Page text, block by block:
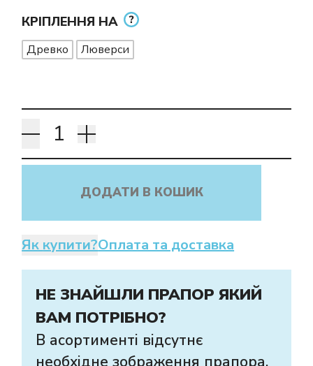
КРІПЛЕННЯ НА
Древко Люверси
ДОДАТИ В КОШИК
Як купити?Оплата та доставка
НЕ ЗНАЙШЛИ ПРАПОР ЯКИЙ
ВАМ ПОТРІБНО?
В асортименті відсутнє